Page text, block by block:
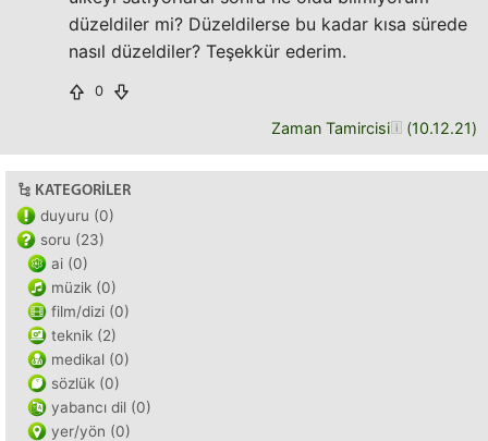
düzeldiler mi? Düzeldilerse bu kadar kısa sürede
nasıl düzeldiler? Teşekkür ederim.
0
Zaman Tamircisi (10.12.21)
KATEGORILER
duyuru (0)
soru (23)
ai (0)
müzik (0)
film/dizi (0)
teknik (2)
medikal (0)
sözlük (0)
yabancı dil (0)
yer/yön (0)